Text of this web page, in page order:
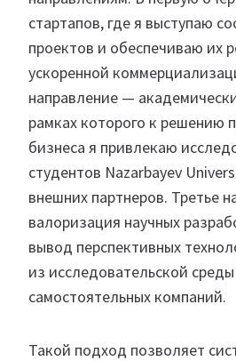
стартапов, где я выступаю
проектов и обеспечиваю их
ускоренной
направление —
рамках которого к решению
бизнеса я привлекаю
студентов Nazarbayev
внешних партнеров. Третье
валоризация научных
вывод перспективных
из исследовательской
самостоятельных компаний.
Такой подход позволяет